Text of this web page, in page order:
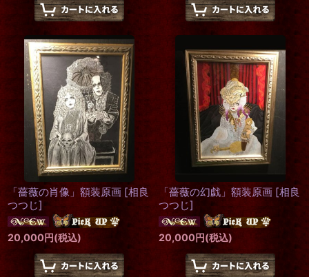
「薔薇の肖像」額装原画 [相良
つつじ]
20,000円(税込)
「薔薇の幻戯」額装原画 [相良
つつじ]
20,000円(税込)